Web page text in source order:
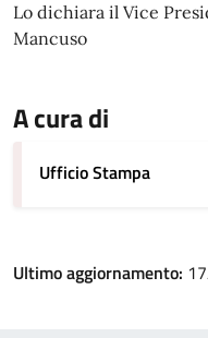
Lo dichiara il Vice
Mancuso
A cura di
Ufficio Stampa
Ultimo aggiornamento: